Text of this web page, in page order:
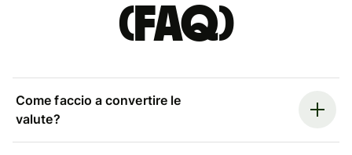
(FAQ)
Come faccio a convertire le
valute?